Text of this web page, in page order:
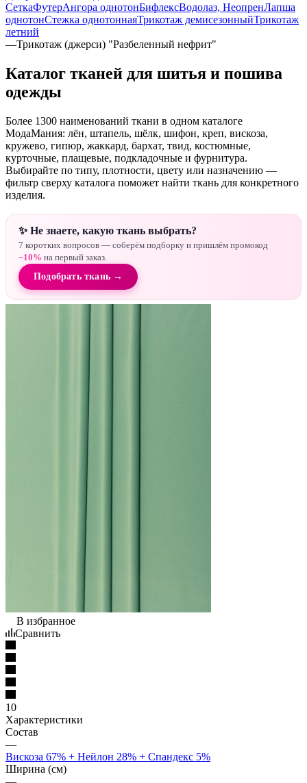
СеткаФутерАнгора однотонБифлексВодолаз, НеопренЛапша
однотонСтежка однотоннаяТрикотаж демисезонныйТрикотаж
летний
—Трикотаж (джерси) "Разбеленный нефрит"
Каталог тканей для шитья и пошива
одежды
Более 1300 наименований ткани в одном каталоге
МодаМания: лён, штапель, шёлк, шифон, креп, вискоза,
кружево, гипюр, жаккард, бархат, твид, костюмные,
курточные, плащевые, подкладочные и фурнитура.
Выбирайте по типу, плотности, цвету или назначению —
фильтр сверху каталога поможет найти ткань для конкретного
изделия.
✨ Не знаете, какую ткань выбрать?
7 коротких вопросов — соберём подборку и пришлём промокод
−10% на первый заказ.
Подобрать ткань →
В избранное
Сравнить
10
Характеристики
Состав
—
Вискоза 67% + Нейлон 28% + Спандекс 5%
Ширина (см)